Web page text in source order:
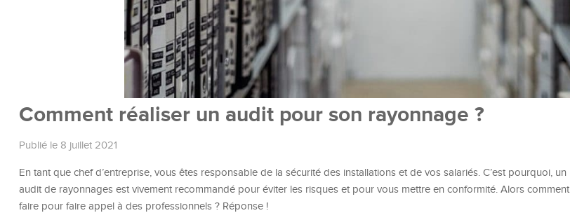
Comment réaliser un audit pour son rayonnage ?
Publié le 8 juillet 2021
En tant que chef d’entreprise, vous êtes responsable de la sécurité des installations et de vos salariés. C’est pourquoi, un
audit de rayonnages est vivement recommandé pour éviter les risques et pour vous mettre en conformité. Alors comment
faire pour faire appel à des professionnels ? Réponse !